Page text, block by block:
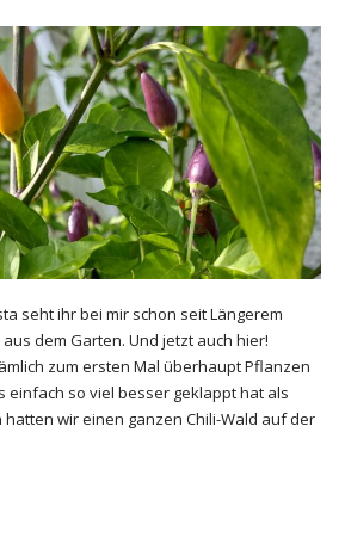
seht ihr bei mir schon seit Längerem
dem Garten. Und jetzt auch hier!
zum ersten Mal überhaupt Pflanzen
einfach so viel besser geklappt hat als
wir einen ganzen Chili-Wald auf der